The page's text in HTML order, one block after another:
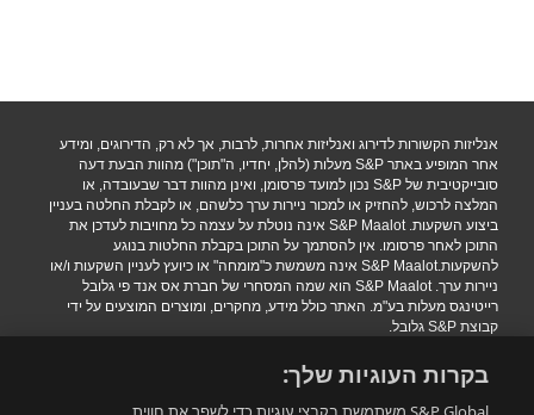
אנליזות הקשורות לדירוג ואנליזות אחרות, לרבות, אך לא רק, הדירוגים, ומידע
אחר המופיע באתר S&P מעלות (להלן, יחדיו, ה"תוכן") מהוות הבעת דעה
סובייקטיבית של S&P נכון למועד פרסומן, ואינן מהוות דבר שבעובדה, או
המלצה לרכוש, להחזיק או למכור ניירות ערך כלשהם, או לקבלת החלטה בעניין
ביצוע השקעות. S&P Maalot אינה נוטלת על עצמה כל מחויבות לעדכן את
התוכן לאחר פרסומו. אין להסתמך על התוכן בקבלת החלטות בנוגע
להשקעות.S&P Maalot אינה משמשת כ"מומחה" או כיועץ לעניין השקעות ו/או
ניירות ערך. S&P Maalot הוא שמה המסחרי של חברת אס אנד פי גלובל
רייטינגס מעלות בע"מ. האתר כולל מידע, מחקרים, ומוצרים המוצעים על ידי
קבוצת S&P גלובל.
.Copyright 2016 S&P Maalot a subsidiary of S&P Global. All rights
reserved
בקרות העוגיות שלך: